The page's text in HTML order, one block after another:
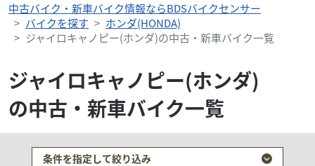
中古バイク・新車バイク情報ならBDSバイクセンサー
バイクを探す
ホンダ(HONDA)
ジャイロキャノピー(ホンダ)の中古・新車バイク一覧
ジャイロキャノピー(ホンダ)
の中古・新車バイク一覧
条件を指定して絞り込み